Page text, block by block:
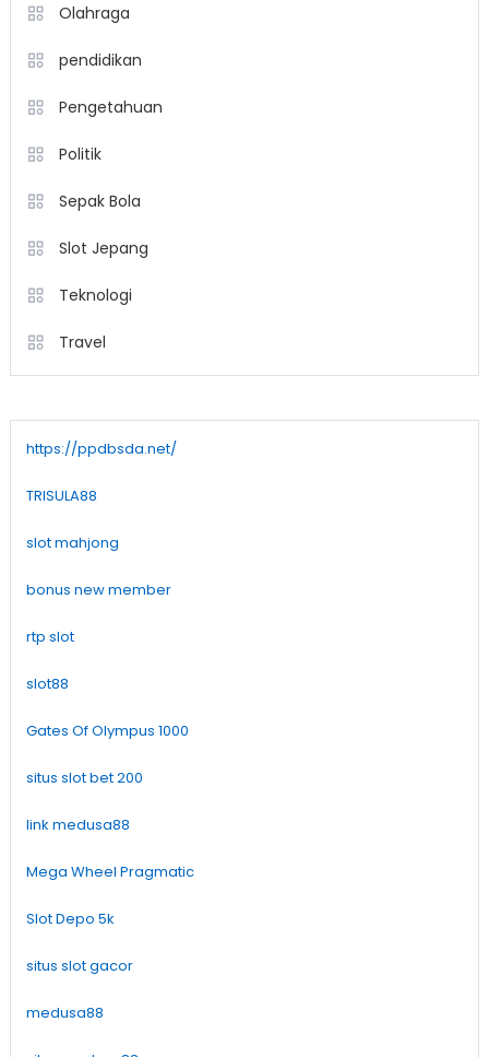
Olahraga
pendidikan
Pengetahuan
Politik
Sepak Bola
Slot Jepang
Teknologi
Travel
https://ppdbsda.net/
TRISULA88
slot mahjong
bonus new member
rtp slot
slot88
Gates Of Olympus 1000
situs slot bet 200
link medusa88
Mega Wheel Pragmatic
Slot Depo 5k
situs slot gacor
medusa88